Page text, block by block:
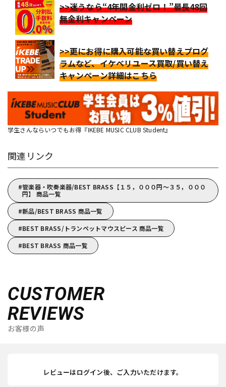
>>迷うなら“4年間金利ゼロ！”最長48回
無金利キャンペーン
>>更にお得に購入可能な買い替えプログ
ラムなど、イケベリユース買取/買い替え
キャンペーン詳細はこちら
学生さんならいつでもお得『IKEBE MUSIC CLUB Student』
関連リンク
管楽器・吹奏楽器/BEST BRASS【１５，０００円～３５，０００
円】 商品一覧
新品/BEST BRASS 商品一覧
BEST BRASS/トランペットマウスピース 商品一覧
BEST BRASS 商品一覧
CUSTOMER
REVIEWS
お客様の声
レビューはログイン後、ご入力いただけます。